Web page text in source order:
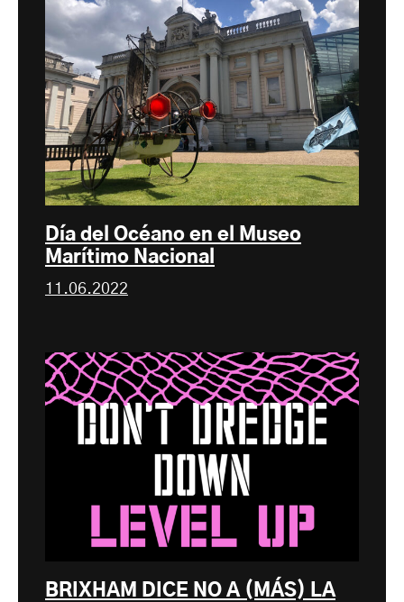
Día del Océano en el Museo
Marítimo Nacional
11.06.2022
BRIXHAM DICE NO A (MÁS) LA